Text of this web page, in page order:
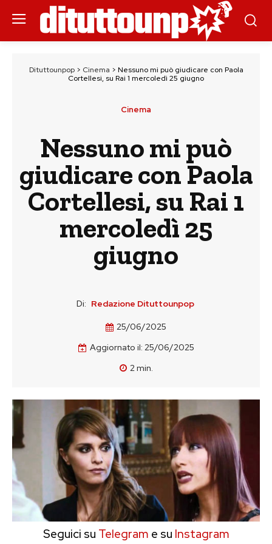
Dituttounpop> Cinema > Nessuno mi può giudicare con Paola
Cortellesi, su Rai 1 mercoledì 25 giugno
Cinema
Nessuno mi può
giudicare con Paola
Cortellesi, su Rai 1
mercoledì 25
giugno
Di: Redazione Dituttounpop
25/06/2025
Aggiornato il: 25/06/2025
2min.
Seguici su Telegram e su Instagram